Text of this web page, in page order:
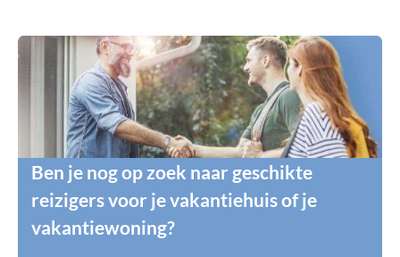
Ben je nog op zoek naar geschikte
reizigers voor je vakantiehuis of je
vakantiewoning?